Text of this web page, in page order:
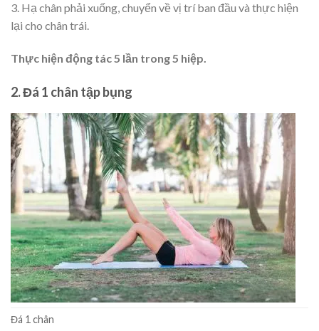
3. Hạ chân phải xuống, chuyển về vị trí ban đầu và thực hiện
lại cho chân trái.
Thực hiện động tác 5 lần trong 5 hiệp.
2. Đá 1 chân tập bụng
Đá 1 chân